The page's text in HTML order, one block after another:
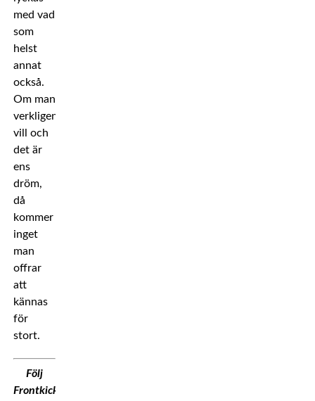
med vad
som
helst
annat
också.
Om man
verkligen
vill och
det är
ens
dröm,
då
kommer
inget
man
offrar
att
kännas
för
stort.
Följ
Frontkick.Online